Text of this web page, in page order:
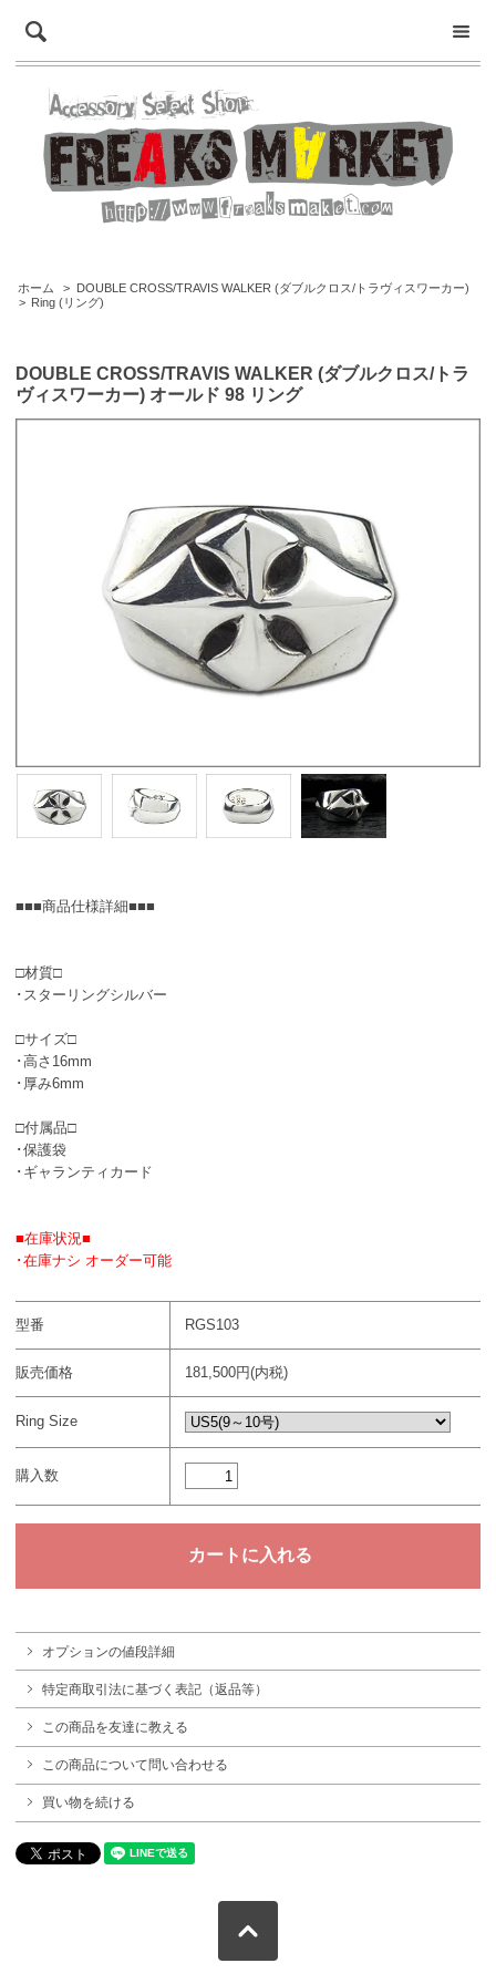
ホーム > DOUBLE CROSS/TRAVIS WALKER (ダブルクロス/トラヴィスワーカー)
> Ring (リング)
DOUBLE CROSS/TRAVIS WALKER (ダブルクロス/トラ
ヴィスワーカー) オールド 98 リング
■■■商品仕様詳細■■■
□材質□
･スターリングシルバー
□サイズ□
･高さ16mm
･厚み6mm
□付属品□
･保護袋
･ギャランティカード
■在庫状況■
･在庫ナシ オーダー可能
型番 RGS103
販売価格 181,500円(内税)
Ring Size
購入数
オプションの値段詳細
特定商取引法に基づく表記（返品等）
この商品を友達に教える
この商品について問い合わせる
買い物を続ける